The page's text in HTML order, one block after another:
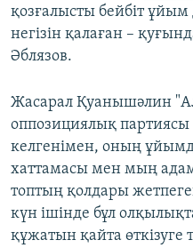
қозғалысты бейбіт
негізін қалаған –
Әблязов.
Жасарал Қуанышәлин
оппозициялық
келгенімен, оның
хаттамасы мен мың
топтың қолдары
күн ішінде бұл
құжатын қайта өткізуге